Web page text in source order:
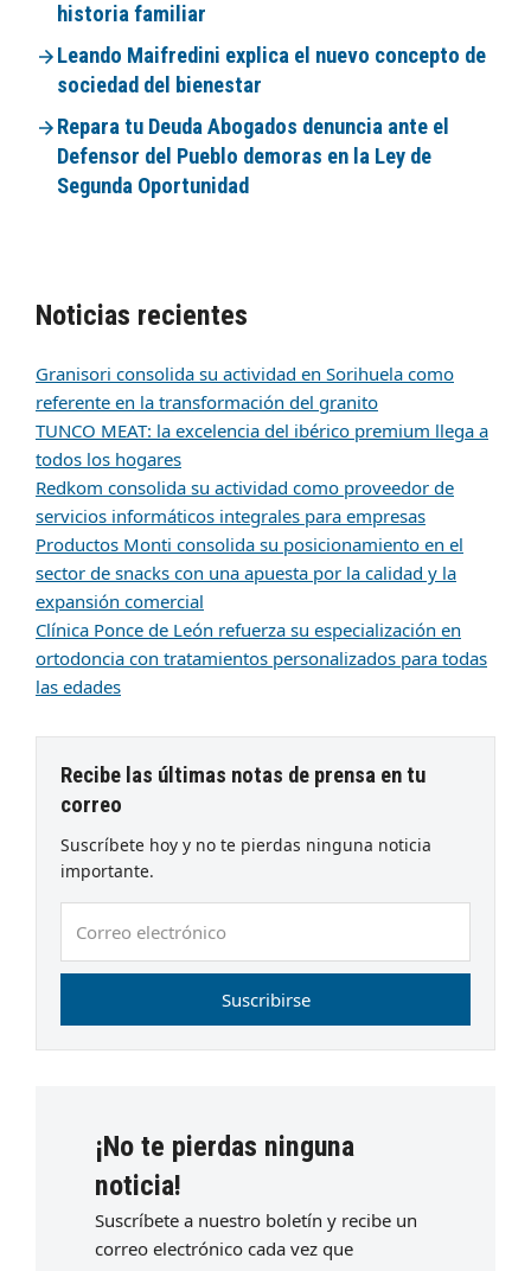
historia familiar
Leando Maifredini explica el nuevo concepto de
sociedad del bienestar
Repara tu Deuda Abogados denuncia ante el
Defensor del Pueblo demoras en la Ley de
Segunda Oportunidad
Noticias recientes
Granisori consolida su actividad en Sorihuela como
referente en la transformación del granito
TUNCO MEAT: la excelencia del ibérico premium llega a
todos los hogares
Redkom consolida su actividad como proveedor de
servicios informáticos integrales para empresas
Productos Monti consolida su posicionamiento en el
sector de snacks con una apuesta por la calidad y la
expansión comercial
Clínica Ponce de León refuerza su especialización en
ortodoncia con tratamientos personalizados para todas
las edades
Recibe las últimas notas de prensa en tu
correo
Suscríbete hoy y no te pierdas ninguna noticia
importante.
electrónico
Suscribirse
¡No te pierdas ninguna
noticia!
Suscríbete a nuestro boletín y recibe un
correo electrónico cada vez que